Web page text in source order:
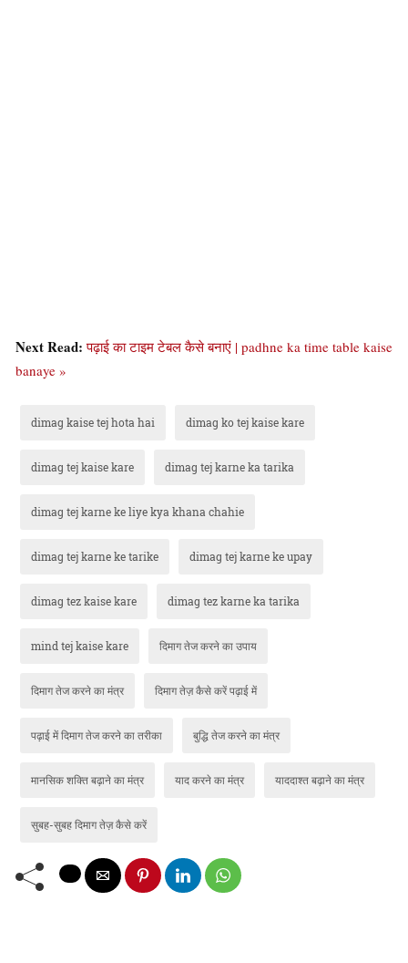
Next Read:पढ़ाई का टाइम टेबल कैसे बनाएं | padhne ka time table kaise
banaye »
dimag kaise tej hota hai dimag ko tej kaise kare
dimag tej kaise kare dimag tej karne ka tarika
dimag tej karne ke liye kya khana chahie
dimag tej karne ke tarike dimag tej karne ke upay
dimag tez kaise kare dimag tez karne ka tarika
mind tej kaise kare दिमाग तेज करने का उपाय
दिमाग तेज करने का मंत्र दिमाग तेज़ कैसे करें पढ़ाई में
पढ़ाई में दिमाग तेज करने का तरीका बुद्धि तेज करने का मंत्र
मानसिक शक्ति बढ़ाने का मंत्र याद करने का मंत्र याददाश्त बढ़ाने का मंत्र
सुबह-सुबह दिमाग तेज़ कैसे करें